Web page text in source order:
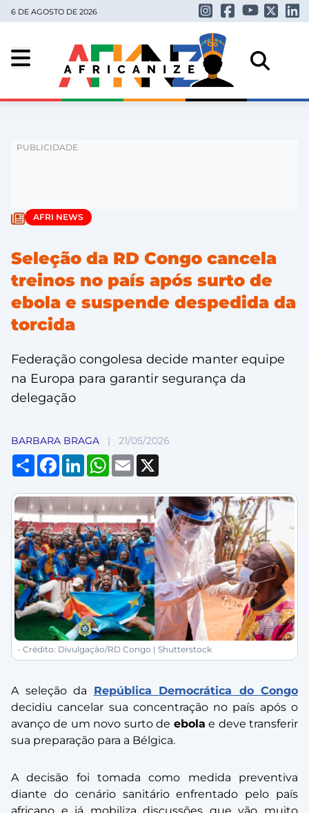
6 DE AGOSTO DE 2026
AFRI NEWS
Seleção da RD Congo cancela
treinos no país após surto de
ebola e suspende despedida da
torcida
Federação congolesa decide manter equipe
na Europa para garantir segurança da
delegação
BARBARA BRAGA | 21/05/2026
Compartilhar
Facebook
LinkedInWhatsApp
Email
- Crédito: Divulgação/RD Congo | Shutterstock
A seleção da República Democrática do Congo
decidiu cancelar sua concentração no país após o
avanço de um novo surto de ebola e deve transferir
sua preparação para a Bélgica.
A decisão foi tomada como medida preventiva
diante do cenário sanitário enfrentado pelo país